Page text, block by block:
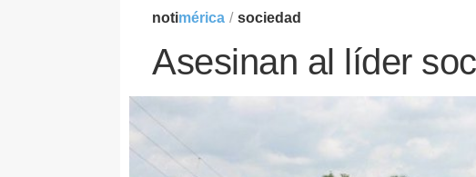
notimérica / sociedad
Asesinan al líder